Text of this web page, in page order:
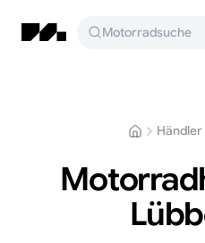
Motorradsuche
Händler